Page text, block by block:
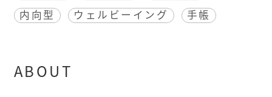
内向型
ウェルビーイング 手帳
ABOUT